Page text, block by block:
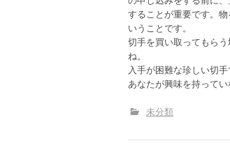
することが重要です。
いうことです。
切手を買い取ってもら
ね。
入手が困難な珍しい切
あなたが興味を持って
未分類